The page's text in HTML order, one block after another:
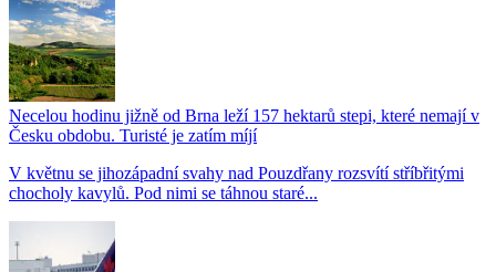
Necelou hodinu jižně od Brna leží 157 hektarů stepi, které nemají v
Česku obdobu. Turisté je zatím míjí
V květnu se jihozápadní svahy nad Pouzdřany rozsvítí stříbřitými
chocholy kavylů. Pod nimi se táhnou staré...